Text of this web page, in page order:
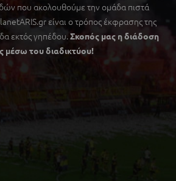
που ακολουθούμε την ομάδα πιστά
είναι ο τρόπος έκφρασης της
εκτός γηπέδου.Σκοπός μας η διάδοση
μέσω του διαδικτύου!